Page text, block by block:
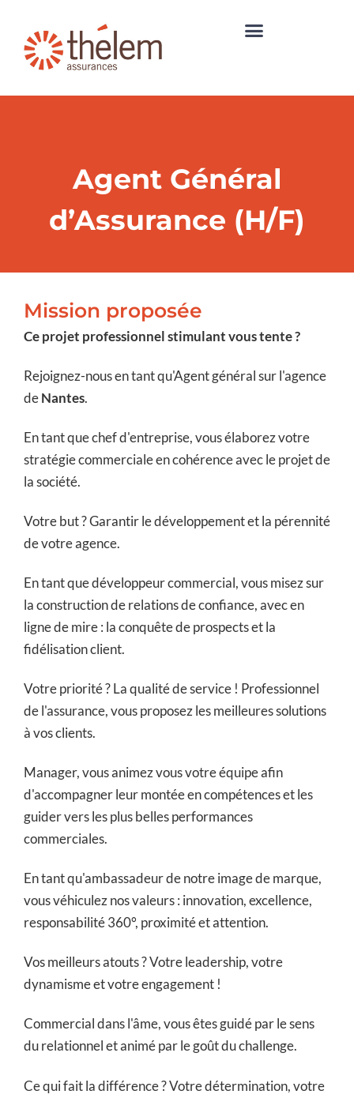
Agent Général
d’Assurance (H/F)
Mission proposée
Ce projet professionnel stimulant vous tente ?
Rejoignez-nous en tant qu'Agent général sur l'agence
deNantes.
En tant que chef d'entreprise, vous élaborez votre
stratégie commerciale en cohérence avec le projet de
la société.
Votre but ? Garantir le développement et la pérennité
de votre agence.
En tant que développeur commercial, vous misez sur
la construction de relations de confiance, avec en
ligne de mire : la conquête de prospects et la
fidélisation client.
Votre priorité ? La qualité de service ! Professionnel
de l'assurance, vous proposez les meilleures solutions
à vos clients.
Manager, vous animez vous votre équipe afin
d'accompagner leur montée en compétences et les
guider vers les plus belles performances
commerciales.
En tant qu'ambassadeur de notre image de marque,
vous véhiculez nos valeurs : innovation, excellence,
responsabilité 360°, proximité et attention.
Vos meilleurs atouts ? Votre leadership, votre
dynamisme et votre engagement !
Commercial dans l'âme, vous êtes guidé par le sens
du relationnel et animé par le goût du challenge.
Ce qui fait la différence ? Votre détermination, votre